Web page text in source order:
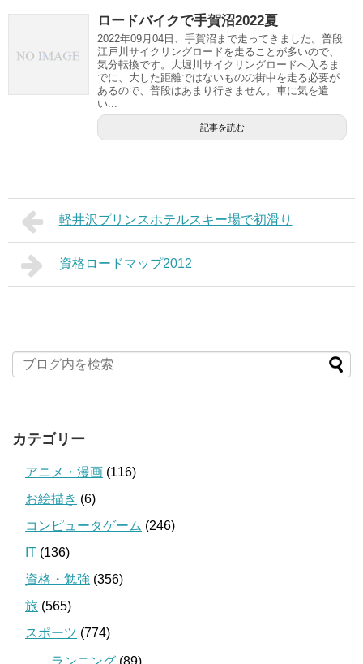
ロードバイクで手賀沼2022夏
2022年09月04日、手賀沼まで走ってきました。普段
江戸川サイクリングロードを走ることが多いので、
気分転換です。大堀川サイクリングロードへ入るま
でに、大した距離ではないものの街中を走る必要が
あるので、普段はあまり行きません。車に気を遣
い...
記事を読む
軽井沢プリンスホテルスキー場で初滑り
資格ロードマップ2012
カテゴリー
アニメ・漫画 (116)
お絵描き (6)
コンピュータゲーム (246)
IT (136)
資格・勉強 (356)
旅 (565)
スポーツ (774)
ランニング (89)